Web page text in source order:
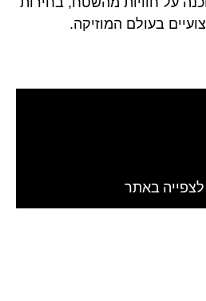
בעולם המוזיקה.